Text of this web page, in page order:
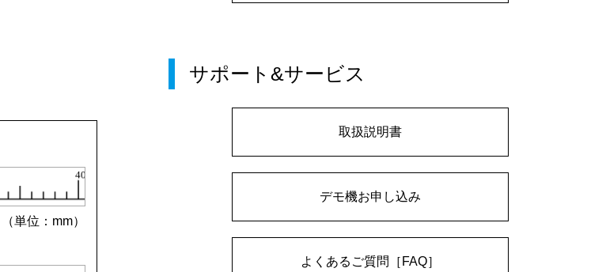
（単位：mm）
サポート&サービス
取扱説明書
デモ機お申し込み
よくあるご質問［FAQ］